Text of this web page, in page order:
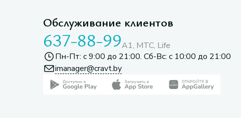
Обслуживание клиентов
637-88-99A1, МТС, Life
Пн-Пт: с 9:00 до 21:00. Сб-Вс: с 10:00 до 21:00
imanager@cravt.by